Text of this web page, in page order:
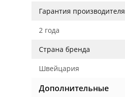
Гарантия производителя
2 года
Страна бренда
Швейцария
Дополнительные